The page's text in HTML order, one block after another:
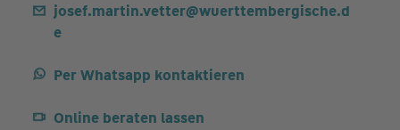
josef.martin.vetter@wuerttembergische.d
e
Per Whatsapp kontaktieren
Online beraten lassen